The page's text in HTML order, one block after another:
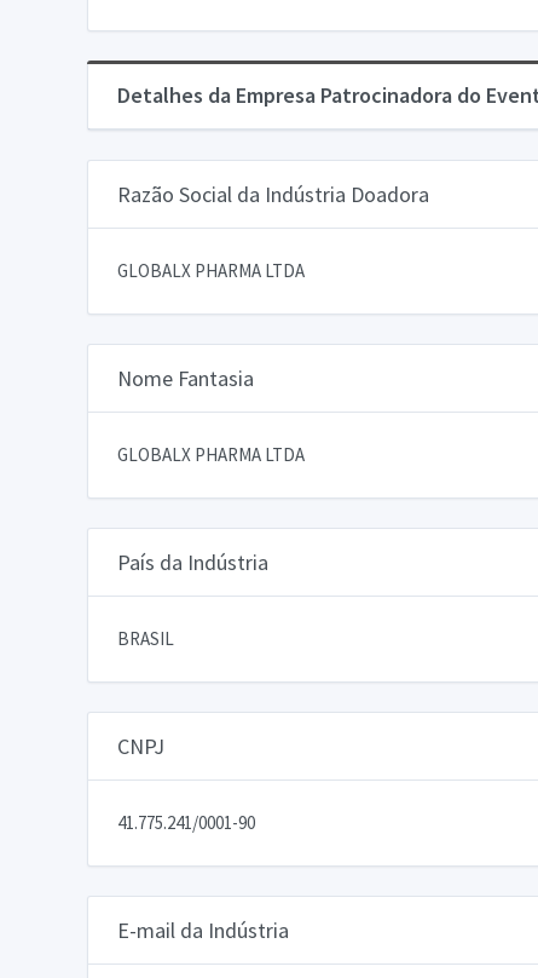
Detalhes da Empresa Patrocinadora do
Razão Social da Indústria Doadora
GLOBALX PHARMA LTDA
Nome Fantasia
GLOBALX PHARMA LTDA
País da Indústria
BRASIL
CNPJ
41.775.241/0001-90
E-mail da Indústria